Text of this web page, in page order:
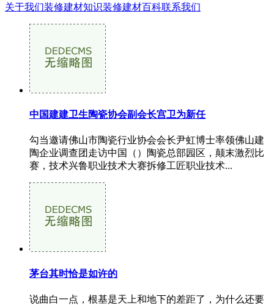
关于我们装修建材知识装修建材百科联系我们
中国建建卫生陶瓷协会副会长宫卫为新任
勾当邀请佛山市陶瓷行业协会会长尹虹博士率领佛山建
陶企业调查团走访中国（）陶瓷总部园区，颠末激烈比
赛，技术兴鲁职业技术大赛拆修工匠职业技术...
茅台其时恰是如许的
说曲白一点，根基是天上和地下的差距了，为什么还要